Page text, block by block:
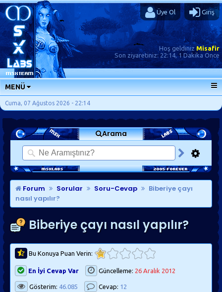
Üye Ol Giriş
Hoş geldinizMisafir
Son ziyaretiniz: 22:14, 1 Dakika Önce
MENÜ
ANA SAYFA
FORUMLAR
SORU-CEVAP
GÜNLÜKLER
SON MESAJLAR
KISAYOLLAR
Cuma, 07 Ağustos 2026 - 22:14
Arama
Forum Sorular Soru-Cevap
Biberiye çayı
nasıl yapılır?
Biberiye çayı nasıl yapılır?
Bu Konuya Puan Verin:
En İyi Cevap Var Güncelleme: 26 Aralık 2012
Gösterim: 46.085 Cevap: 12